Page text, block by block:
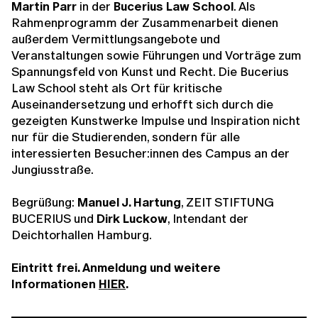
Martin Parr in der Bucerius Law School. Als
Rahmenprogramm der Zusammenarbeit dienen
außerdem Vermittlungsangebote und
Veranstaltungen sowie Führungen und Vorträge zum
Spannungsfeld von Kunst und Recht. Die Bucerius
Law School steht als Ort für kritische
Auseinandersetzung und erhofft sich durch die
gezeigten Kunstwerke Impulse und Inspiration nicht
nur für die Studierenden, sondern für alle
interessierten Besucher:innen des Campus an der
Jungiusstraße.
Begrüßung: Manuel J. Hartung, ZEIT STIFTUNG
BUCERIUS und Dirk Luckow, Intendant der
Deichtorhallen Hamburg.
Eintritt frei. Anmeldung und weitere
Informationen HIER.